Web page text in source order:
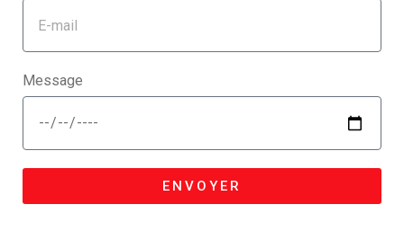
Message
ENVOYER